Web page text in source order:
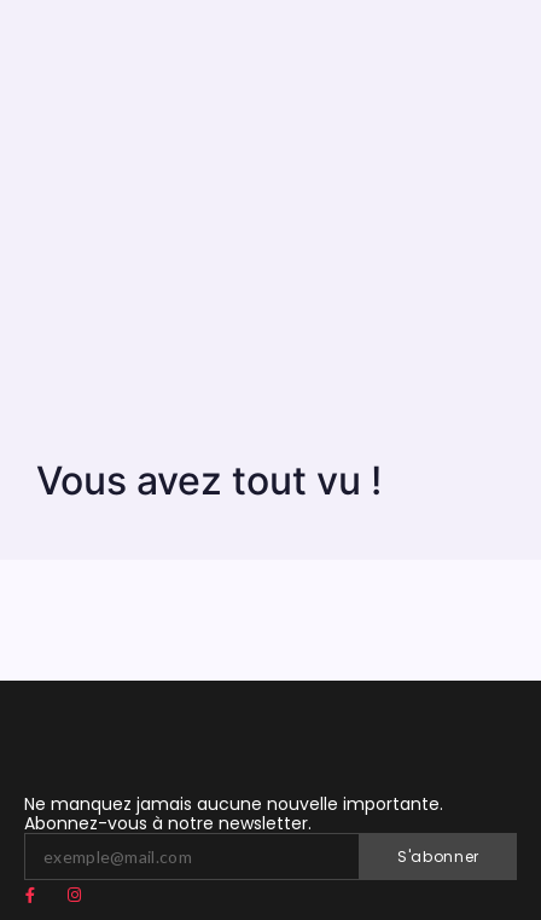
Vous avez tout vu !
Ne manquez jamais aucune nouvelle importante.
Abonnez-vous à notre newsletter.
S'abonner